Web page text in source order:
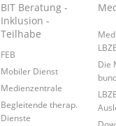
BIT Beratung -
Inklusion -
Teilhabe
FEB
Mobiler Dienst
Medienzentrale
Begleitende therap.
Dienste
Die